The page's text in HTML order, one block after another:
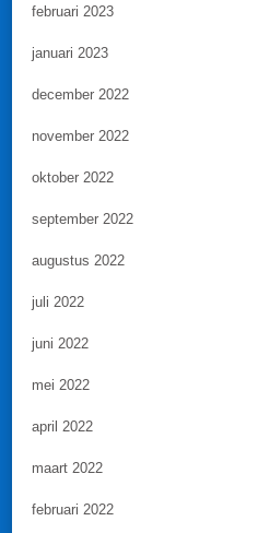
februari 2023
januari 2023
december 2022
november 2022
oktober 2022
september 2022
augustus 2022
juli 2022
juni 2022
mei 2022
april 2022
maart 2022
februari 2022